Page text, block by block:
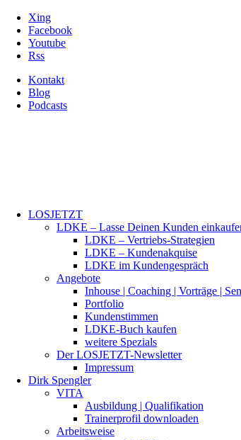
Xing
Facebook
Youtube
Rss
Kontakt
Blog
Podcasts
LOSJETZT
LDKE – Lasse Deinen Kunden
LDKE – Vertriebs-Strategien
LDKE – Kundenakquise
LDKE im Kundengespräch
Angebote
Inhouse | Coaching | Vorträge |
Portfolio
Kundenstimmen
LDKE-Buch kaufen
weitere Spezials
Der LOSJETZT-Newsletter
Impressum
Dirk Spengler
VITA
Ausbildung | Qualifikation
Trainerprofil downloaden
Arbeitsweise